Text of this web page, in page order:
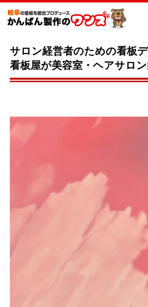
サロン経営者のための看板
看板屋が美容室・ヘアサロ